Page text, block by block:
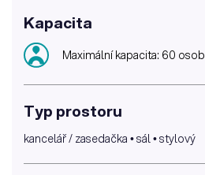
Kapacita
Maximální kapacita: 60 osob
Typ prostoru
kancelář / zasedačka • sál • stylový